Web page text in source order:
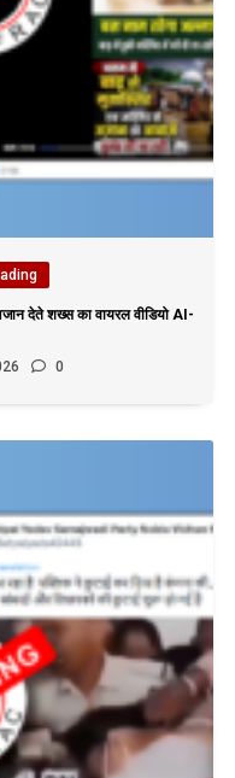
देते शख्स का वायरल वीडियो AI-
0